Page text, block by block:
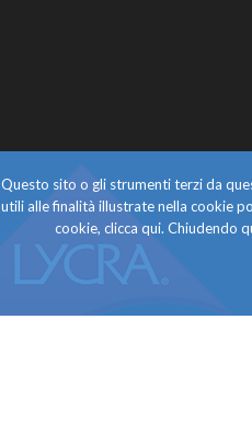
Questo sito o gli strumenti terzi da
utili alle finalità illustrate nella cookie
cookie, clicca qui. Chiudendo